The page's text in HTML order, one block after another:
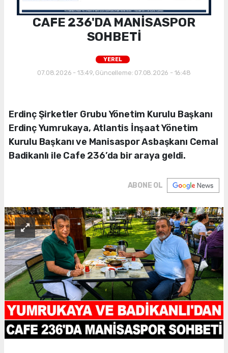
CAFE 236'DA MANİSASPOR
SOHBETİ
YEREL
07.08.2026 - 13:49, Güncelleme: 07.08.2026 - 16:48
Erdinç Şirketler Grubu Yönetim Kurulu Başkanı
Erdinç Yumrukaya, Atlantis İnşaat Yönetim
Kurulu Başkanı ve Manisaspor Asbaşkanı Cemal
Badikanlı ile Cafe 236’da bir araya geldi.
ABONE OL